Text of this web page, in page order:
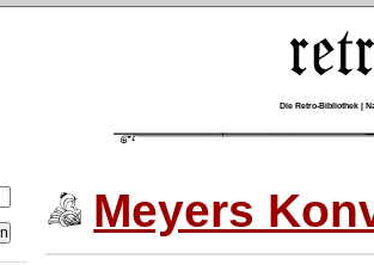
Die Retro-Bibliothek |
Meyers